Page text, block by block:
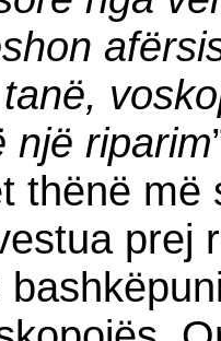
një riparim
thënë
prej